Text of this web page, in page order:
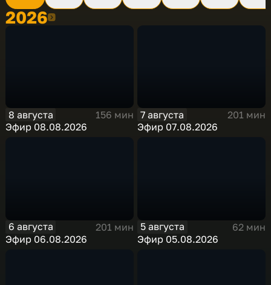
20262026
8 августа
156 мин
Эфир 08.08.2026
7 августа
201 мин
Эфир 07.08.2026
6 августа
201 мин
Эфир 06.08.2026
5 августа
62 мин
Эфир 05.08.2026